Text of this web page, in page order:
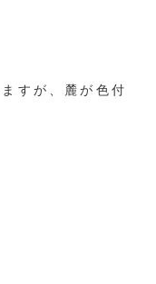
すが、麓が色付